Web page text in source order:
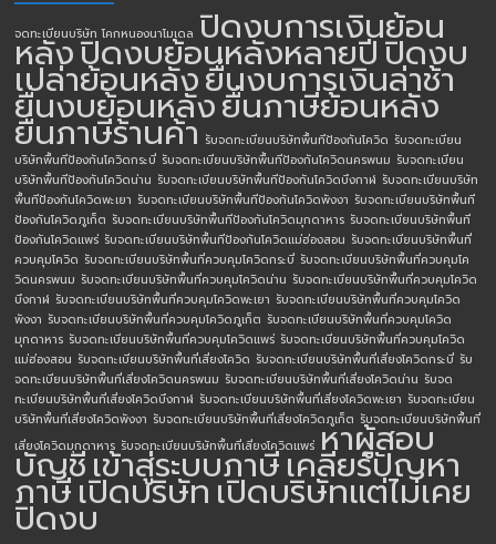
จดทะเบียนบริษัท โคกหนองนาโมเดล ปิดงบการเงินย้อน
หลังปิดงบย้อนหลังหลายปีปิดงบ
เปล่าย้อนหลังยื่นงบการเงินล่าช้า
ยื่นงบย้อนหลังยื่นภาษีย้อนหลัง
ยื่นภาษีร้านค้า รับจดทะเบียนบริษัทพื้นทีป้องกันโควิด รับจดทะเบียน
บริษัทพื้นทีป้องกันโควิดกระบี่ รับจดทะเบียนบริษัทพื้นทีป้องกันโควิดนครพนม รับจดทะเบียน
บริษัทพื้นทีป้องกันโควิดน่าน รับจดทะเบียนบริษัทพื้นทีป้องกันโควิดบึงกาฬ รับจดทะเบียนบริษัท
พื้นทีป้องกันโควิดพะเยา รับจดทะเบียนบริษัทพื้นทีป้องกันโควิดพังงา รับจดทะเบียนบริษัทพื้นที
ป้องกันโควิดภูเก็ต รับจดทะเบียนบริษัทพื้นทีป้องกันโควิดมุกดาหาร รับจดทะเบียนบริษัทพื้นที
ป้องกันโควิดแพร่ รับจดทะเบียนบริษัทพื้นทีป้องกันโควิดแม่ฮ่องสอน รับจดทะเบียนบริษัทพื้นที่
ควบคุมโควิด รับจดทะเบียนบริษัทพื้นที่ควบคุมโควิดกระบี่ รับจดทะเบียนบริษัทพื้นที่ควบคุมโค
วิดนครพนม รับจดทะเบียนบริษัทพื้นที่ควบคุมโควิดน่าน รับจดทะเบียนบริษัทพื้นที่ควบคุมโควิด
บึงกาฬ รับจดทะเบียนบริษัทพื้นที่ควบคุมโควิดพะเยา รับจดทะเบียนบริษัทพื้นที่ควบคุมโควิด
พังงา รับจดทะเบียนบริษัทพื้นที่ควบคุมโควิดภูเก็ต รับจดทะเบียนบริษัทพื้นที่ควบคุมโควิด
มุกดาหาร รับจดทะเบียนบริษัทพื้นที่ควบคุมโควิดแพร่ รับจดทะเบียนบริษัทพื้นที่ควบคุมโควิด
แม่ฮ่องสอน รับจดทะเบียนบริษัทพื้นที่เสี่ยงโควิด รับจดทะเบียนบริษัทพื้นที่เสี่ยงโควิดกระบี่ รับ
จดทะเบียนบริษัทพื้นที่เสี่ยงโควิดนครพนม รับจดทะเบียนบริษัทพื้นที่เสี่ยงโควิดน่าน รับจด
ทะเบียนบริษัทพื้นที่เสี่ยงโควิดบึงกาฬ รับจดทะเบียนบริษัทพื้นที่เสี่ยงโควิดพะเยา รับจดทะเบียน
บริษัทพื้นที่เสี่ยงโควิดพังงา รับจดทะเบียนบริษัทพื้นที่เสี่ยงโควิดภูเก็ต รับจดทะเบียนบริษัทพื้นที่
เสี่ยงโควิดมุกดาหาร รับจดทะเบียนบริษัทพื้นที่เสี่ยงโควิดแพร่ หาผู้สอบ
บัญชีเข้าสู่ระบบภาษีเคลียร์ปัญหา
ภาษีเปิดบริษัทเปิดบริษัทแต่ไม่เคย
ปิดงบ